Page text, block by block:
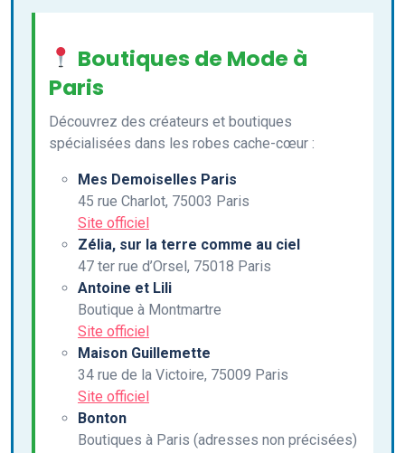
Boutiques de Mode à
Paris
Découvrez des créateurs et boutiques
spécialisées dans les robes cache-cœur :
Mes Demoiselles Paris
45 rue Charlot, 75003 Paris
Site officiel
Zélia, sur la terre comme au ciel
47 ter rue d’Orsel, 75018 Paris
Antoine et Lili
Boutique à Montmartre
Site officiel
Maison Guillemette
34 rue de la Victoire, 75009 Paris
Site officiel
Bonton
Boutiques à Paris (adresses non précisées)